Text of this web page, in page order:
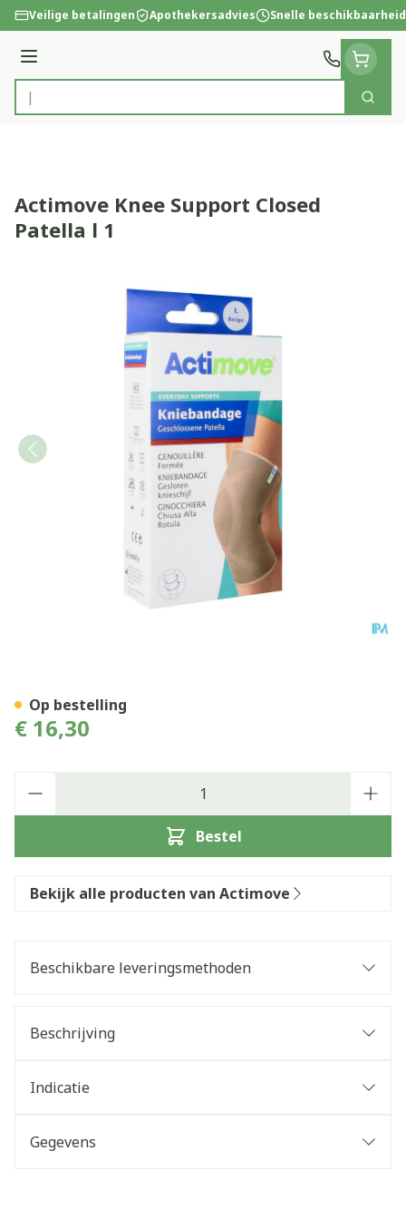
Ga naar de inhoud
Veilige betalingen Apothekersadvies Snelle beschikbaarheid
Menu
Product, merk, categorie...
Zoek
Actimove Knee Support Closed
Patella l 1
€ 16,30
Bestel
Op bestelling
Bekijk alle producten van Actimove
Beschikbare leveringsmethoden
Beschrijving
Indicatie
Gegevens